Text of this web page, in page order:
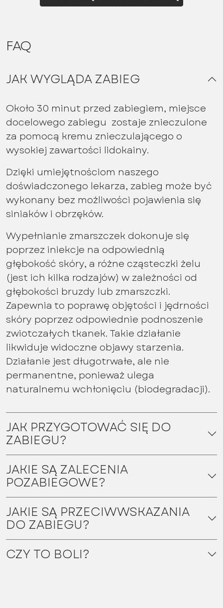
FAQ
JAK WYGLĄDA ZABIEG
Około 30 minut przed zabiegiem, miejsce
docelowego zabiegu zostaje znieczulone
za pomocą kremu znieczulającego o
wysokiej zawartości lidokainy.
Dzięki umiejętnościom naszego
doświadczonego lekarza, zabieg może być
wykonany bez możliwości pojawienia się
siniaków i obrzęków.
Wypełnianie zmarszczek dokonuje się
poprzez iniekcje na odpowiednią
głębokość skóry, a różne cząsteczki żelu
(jest ich kilka rodzajów) w zależności od
głębokości bruzdy lub zmarszczki.
Zapewnia to poprawę objętości i jędrności
skóry poprzez odpowiednie podnoszenie
zwiotczałych tkanek. Takie działanie
likwiduje widoczne objawy starzenia.
Działanie jest długotrwałe, ale nie
permanentne, ponieważ ulega
naturalnemu wchłonięciu (biodegradacji).
JAK PRZYGOTOWAĆ SIĘ DO
ZABIEGU?
JAKIE SĄ ZALECENIA
POZABIEGOWE?
JAKIE SĄ PRZECIWWSKAZANIA
DO ZABIEGU?
CZY TO BOLI?